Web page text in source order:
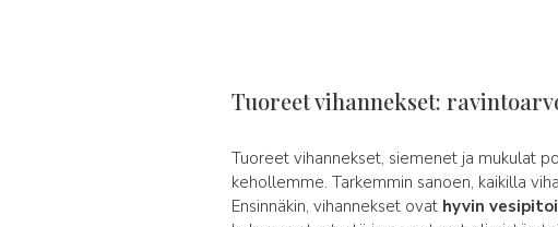
Tuoreet vihannekset:
Tuoreet vihannekset, siemenet ja mukulat
kehollemme. Tarkemmin sanoen, kaikilla
Ensinnäkin, vihannekset ovat hyvin